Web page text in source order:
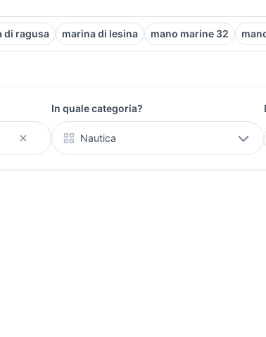
di ragusa marina di lesina mano marine 32
In quale categoria?
Nautica